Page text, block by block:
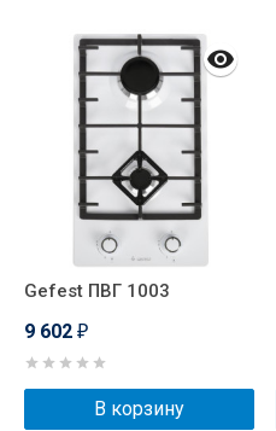
Gefest ПВГ 1003
9 602 ₽
В корзину